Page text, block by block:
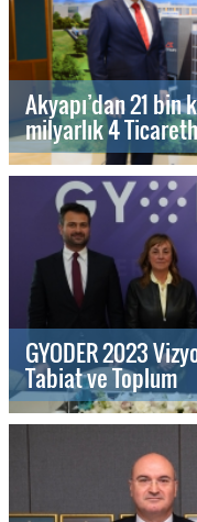
Akyapı’dan 21
milyarlık 4
GYODER 2023
Tabiat ve Toplum